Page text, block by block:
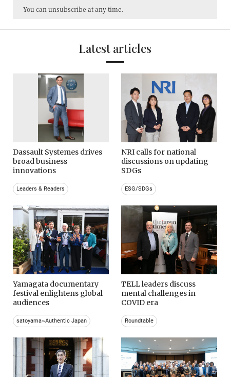
You can unsubscribe at any time.
Latest articles
Dassault Systemes drives
broad business
innovations
Leaders & Readers
NRI calls for national
discussions on updating
SDGs
ESG/SDGs
Yamagata documentary
festival enlightens global
audiences
satoyama~Authentic Japan
TELL leaders discuss
mental challenges in
COVID era
Roundtable